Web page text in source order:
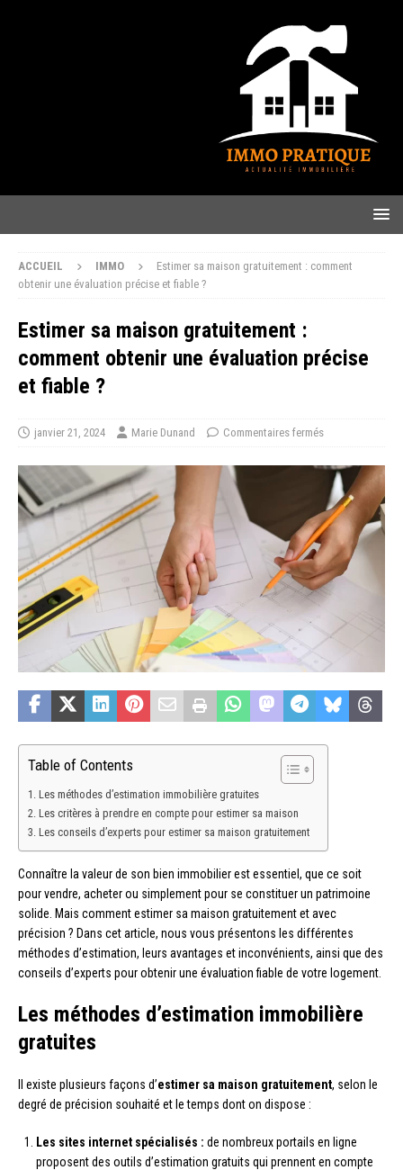
ACCUEIL IMMO
Estimer sa maison gratuitement : comment
obtenir une évaluation précise et fiable ?
Estimer sa maison gratuitement :
comment obtenir une évaluation précise
et fiable ?
janvier 21, 2024 Marie Dunand Commentaires fermés
Table of Contents
Les méthodes d’estimation immobilière gratuites
Les critères à prendre en compte pour estimer sa maison
Les conseils d’experts pour estimer sa maison gratuitement
Connaître la valeur de son bien immobilier est essentiel, que ce soit
pour vendre, acheter ou simplement pour se constituer un patrimoine
solide. Mais comment estimer sa maison gratuitement et avec
précision ? Dans cet article, nous vous présentons les différentes
méthodes d’estimation, leurs avantages et inconvénients, ainsi que des
conseils d’experts pour obtenir une évaluation fiable de votre logement.
Les méthodes d’estimation immobilière
gratuites
Il existe plusieurs façons d’estimer sa maison gratuitement, selon le
degré de précision souhaité et le temps dont on dispose :
Les sites internet spécialisés : de nombreux portails en ligne
proposent des outils d’estimation gratuits qui prennent en compte